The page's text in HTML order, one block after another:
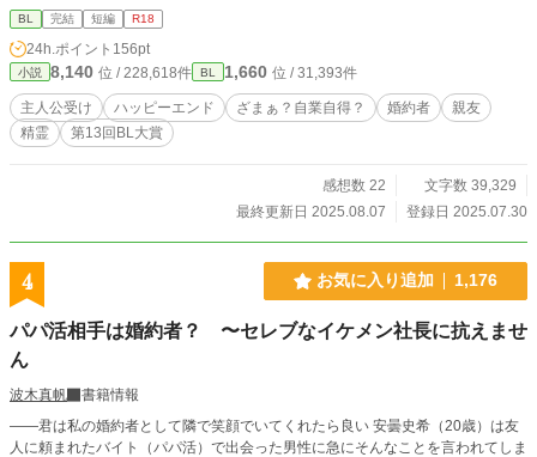
いたのに……。 ※エロは番外編にて。本編にはありません ※主人公は綺麗系受
け ※三万字くらい。さっくりお読みいただけます。たぶん
BL 完結 短編 R18
24h.ポイント 156pt
小説 8,140 位 / 228,618件 BL 1,660 位 / 31,393件
主人公受け ハッピーエンド ざまぁ？自業自得？ 婚約者
親友
精霊
第13回BL大賞
感想数 22
文字数 39,329
最終更新日 2025.08.07
登録日 2025.07.30
4 お気に入り追加 1,176
パパ活相手は婚約者？ 〜セレブなイケメン社長に抗えませ
ん
波木真帆
書籍情報
――君は私の婚約者として隣で笑顔でいてくれたら良い 安曇史希（20歳）は友
人に頼まれたバイト（パパ活）で出会った男性に急にそんなことを言われてしま